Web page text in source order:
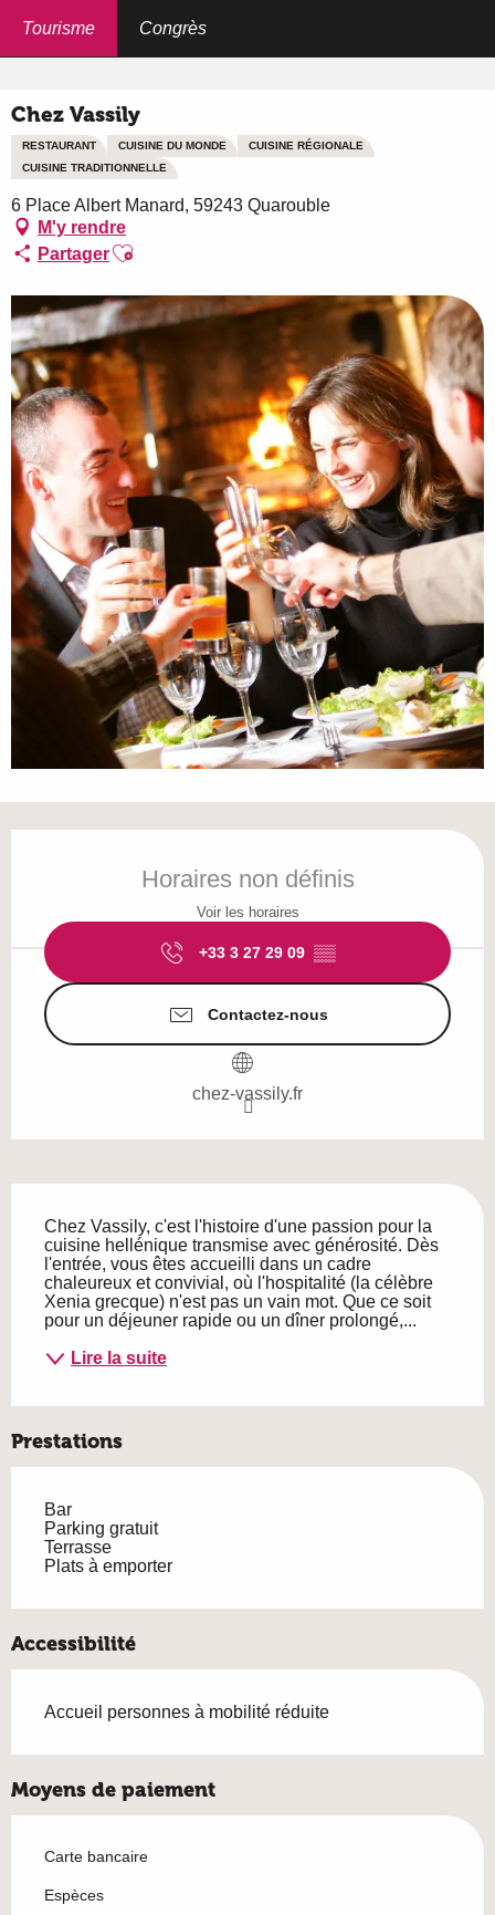
Tourisme Congrès
Chez Vassily
RESTAURANT CUISINE DU MONDE
CUISINE RÉGIONALE
CUISINE TRADITIONNELLE
6 Place Albert Manard, 59243 Quarouble
M'y rendre
PartagerAjouter aux favoris
Horaires non définis
Voir les horaires
+33 3 27 29 09 ▒▒
Contactez-nous
chez-vassily.fr
Chez Vassily, c'est l'histoire d'une passion pour la
cuisine hellénique transmise avec générosité. Dès
l'entrée, vous êtes accueilli dans un cadre
chaleureux et convivial, où l'hospitalité (la célèbre
Xenia grecque) n'est pas un vain mot. Que ce soit
pour un déjeuner rapide ou un dîner prolongé,...
Lire la suite
Prestations
Bar
Parking gratuit
Terrasse
Plats à emporter
Accessibilité
Accueil personnes à mobilité réduite
Moyens de paiement
Carte bancaire
Espèces